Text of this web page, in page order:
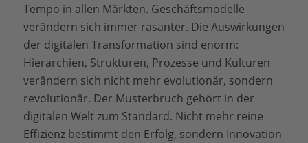
Tempo in allen Märkten. Geschäftsmodelle
verändern sich immer rasanter. Die Auswirkungen
der digitalen Transformation sind enorm:
Hierarchien, Strukturen, Prozesse und Kulturen
verändern sich nicht mehr evolutionär, sondern
revolutionär. Der Musterbruch gehört in der
digitalen Welt zum Standard. Nicht mehr reine
Effizienz bestimmt den Erfolg, sondern Innovation